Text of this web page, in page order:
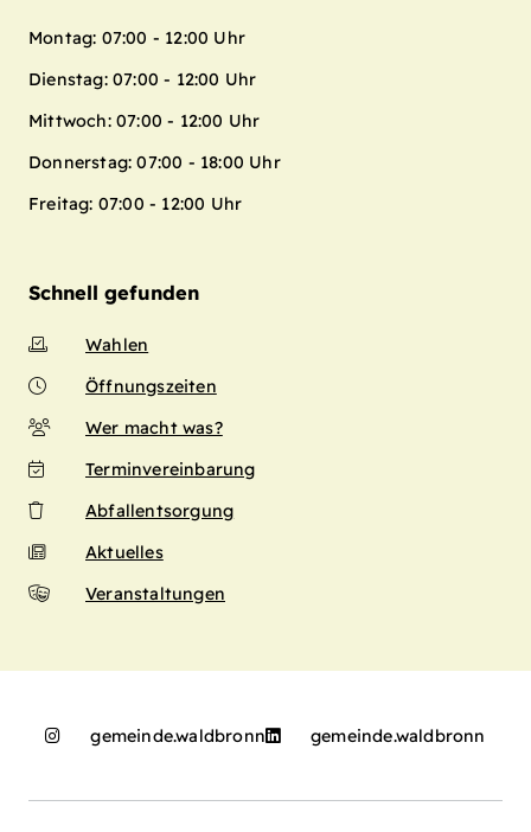
Montag: 07:00 - 12:00 Uhr
Dienstag: 07:00 - 12:00 Uhr
Mittwoch: 07:00 - 12:00 Uhr
Donnerstag: 07:00 - 18:00 Uhr
Freitag: 07:00 - 12:00 Uhr
Schnell gefunden
Wahlen
Öffnungszeiten
Wer macht was?
Terminvereinbarung
Abfallentsorgung
Aktuelles
Veranstaltungen
gemeinde.waldbronn gemeinde.waldbronn